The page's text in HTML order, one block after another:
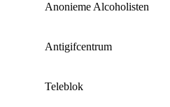
Anonieme Alcoholisten
Antigifcentrum
Teleblok